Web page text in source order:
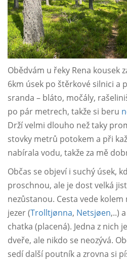
Obědvám u řeky Rena kousek
6km úsek po štěrkové silnici a
sranda – bláto, močály,
po pár metrech, takže si beru
Drží velmi dlouho než taky
stovky metrů potokem a při
nabírala vodu, takže za mě
Občas se objeví i suchý úsek,
proschnou, ale je dost velká
nezůstanou. Cesta vede
jezer (Trolltjønna, Netsjøen,..)
chatka (placená). Jedna z nich
dveře, ale nikdo se neozývá.
sedí další poutník a zrovna si